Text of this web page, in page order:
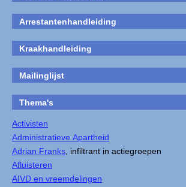
Arrestantenhandleiding
Kraakhandleiding
Mailinglijst
Thema's
Activisten
Administratieve Apartheid
Adrian Franks , infiltrant in actiegroepen
Afluisteren
AIVD en vreemdelingen